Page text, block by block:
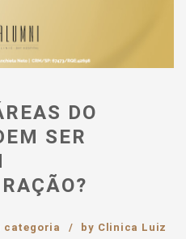
DO
SER
categoria by Clinica Luiz